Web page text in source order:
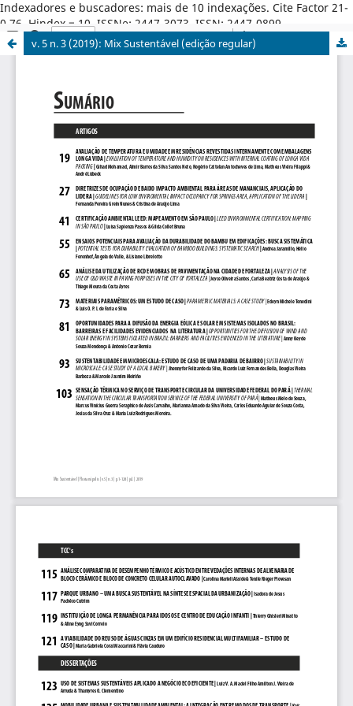
Indexadores e buscadores: mais de 10 indexações. Cite Factor 21-
0,76. Hindex = 10. ISSNe: 2447-3073. ISSN: 2447-0899.
v. 5 n. 3 (2019): Mix Sustentável (edição regular)